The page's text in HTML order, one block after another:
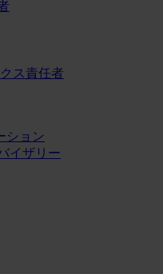
ス責任者
ション
イザリー